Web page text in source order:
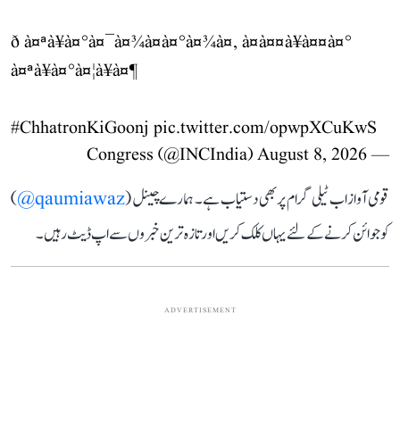
ð à¤ªà¥à¤°à¤¯à¤¾à¤à¤°à¤¾à¤, à¤à¤¤à¥à¤¤à¤°
à¤ªà¥à¤°à¤¦à¥à¤¶
#ChhatronKiGoonj pic.twitter.com/opwpXCuKwS
— Congress (@INCIndia)
August 8, 2026
قومی آواز اب ٹیلی گرام پر بھی دستیاب ہے۔ ہمارے چینل (qaumiawaz@
)
کو جوائن کرنے کے لئے یہاں کلک کریں اور تازہ ترین خبروں سے اپ ڈیٹ رہیں۔
ADVERTISEMENT